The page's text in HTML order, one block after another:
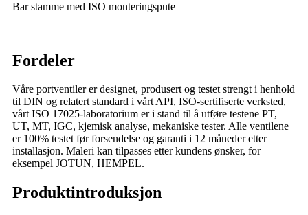
Bar stamme med ISO monteringspute
Fordeler
Våre portventiler er designet, produsert og testet strengt i henhold
til DIN og relatert standard i vårt API, ISO-sertifiserte verksted,
vårt ISO 17025-laboratorium er i stand til å utføre testene PT,
UT, MT, IGC, kjemisk analyse, mekaniske tester. Alle ventilene
er 100% testet før forsendelse og garanti i 12 måneder etter
installasjon. Maleri kan tilpasses etter kundens ønsker, for
eksempel JOTUN, HEMPEL.
Produktintroduksjon